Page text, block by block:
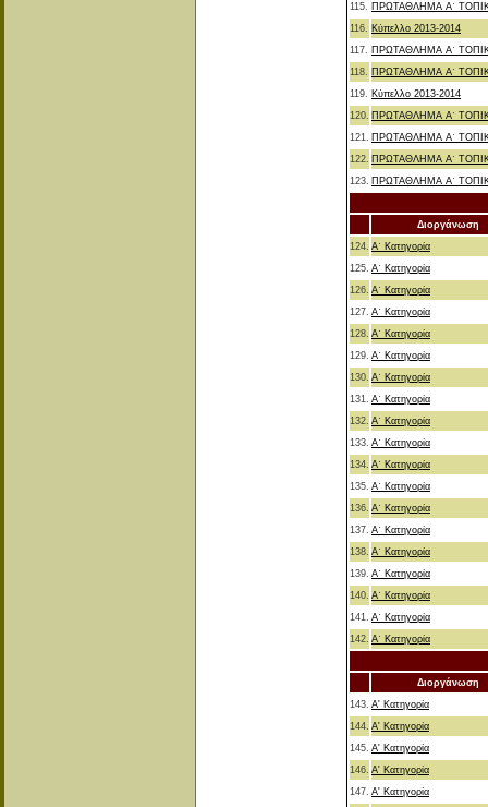
115. ΠΡΩΤΑΘΛΗΜΑ Α΄
116. Κύπελλο 2013-2014
117. ΠΡΩΤΑΘΛΗΜΑ Α΄
118. ΠΡΩΤΑΘΛΗΜΑ Α΄
119. Κύπελλο 2013-2014
120. ΠΡΩΤΑΘΛΗΜΑ Α΄
121. ΠΡΩΤΑΘΛΗΜΑ Α΄
122. ΠΡΩΤΑΘΛΗΜΑ Α΄
123. ΠΡΩΤΑΘΛΗΜΑ Α΄
Διοργάνωση
124. Α΄ Κατηγορία
125. Α΄ Κατηγορία
126. Α΄ Κατηγορία
127. Α΄ Κατηγορία
128. Α΄ Κατηγορία
129. Α΄ Κατηγορία
130. Α΄ Κατηγορία
131. Α΄ Κατηγορία
132. Α΄ Κατηγορία
133. Α΄ Κατηγορία
134. Α΄ Κατηγορία
135. Α΄ Κατηγορία
136. Α΄ Κατηγορία
137. Α΄ Κατηγορία
138. Α΄ Κατηγορία
139. Α΄ Κατηγορία
140. Α΄ Κατηγορία
141. Α΄ Κατηγορία
142. Α΄ Κατηγορία
Διοργάνωση
143. Α' Κατηγορία
144. Α' Κατηγορία
145. Α' Κατηγορία
146. Α' Κατηγορία
147. Α' Κατηγορία